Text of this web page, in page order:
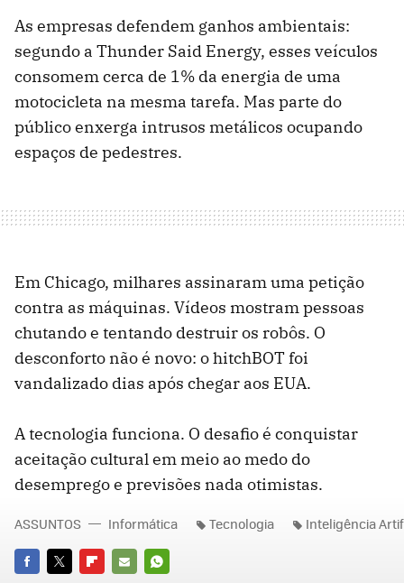
As empresas defendem ganhos ambientais:
segundo a Thunder Said Energy, esses veículos
consomem cerca de 1% da energia de uma
motocicleta na mesma tarefa. Mas parte do
público enxerga intrusos metálicos ocupando
espaços de pedestres.
Em Chicago, milhares assinaram uma petição
contra as máquinas. Vídeos mostram pessoas
chutando e tentando destruir os robôs. O
desconforto não é novo: o hitchBOT foi
vandalizado dias após chegar aos EUA.
A tecnologia funciona. O desafio é conquistar
aceitação cultural em meio ao medo do
desemprego e previsões nada otimistas.
ASSUNTOS Informática Tecnologia Inteligência